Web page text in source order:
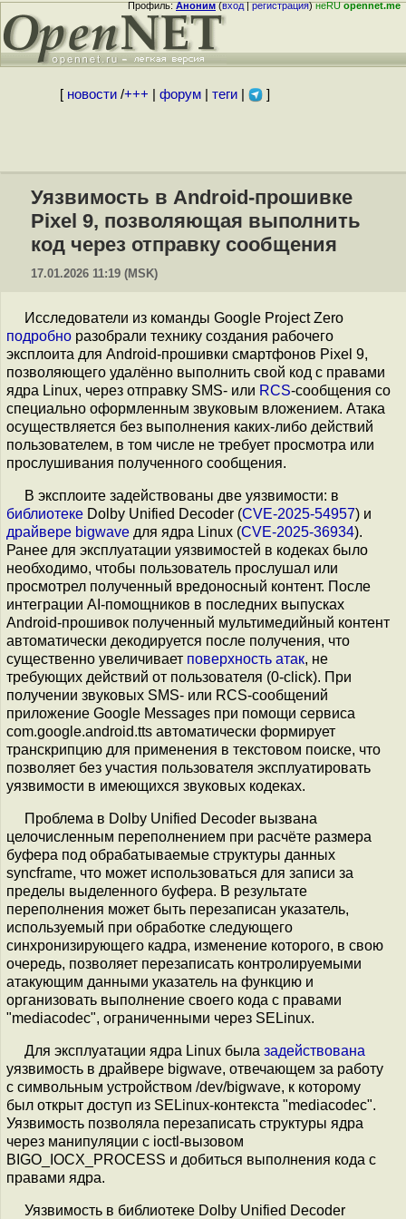
Профиль:Аноним(вход|регистрация)неRUopennet.me
[ новости/+++ форум| теги| ]
Уязвимость в Android-прошивке
Pixel 9, позволяющая выполнить
код через отправку сообщения
17.01.2026 11:19 (MSK)
Исследователи из команды Google Project Zero
подробно разобрали технику создания рабочего
эксплоита для Android-прошивки смартфонов Pixel 9,
позволяющего удалённо выполнить свой код с правами
ядра Linux, через отправку SMS- или RCS-сообщения со
специально оформленным звуковым вложением. Атака
осуществляется без выполнения каких-либо действий
пользователем, в том числе не требует просмотра или
прослушивания полученного сообщения.
В эксплоите задействованы две уязвимости: в
библиотеке Dolby Unified Decoder (CVE-2025-54957) и
драйвере bigwave для ядра Linux (CVE-2025-36934).
Ранее для эксплуатации уязвимостей в кодеках было
необходимо, чтобы пользователь прослушал или
просмотрел полученный вредоносный контент. После
интеграции AI-помощников в последних выпусках
Android-прошивок полученный мультимедийный контент
автоматически декодируется после получения, что
существенно увеличивает поверхность атак, не
требующих действий от пользователя (0-click). При
получении звуковых SMS- или RCS-сообщений
приложение Google Messages при помощи сервиса
com.google.android.tts автоматически формирует
транскрипцию для применения в текстовом поиске, что
позволяет без участия пользователя эксплуатировать
уязвимости в имеющихся звуковых кодеках.
Проблема в Dolby Unified Decoder вызвана
целочисленным переполнением при расчёте размера
буфера под обрабатываемые структуры данных
syncframe, что может использоваться для записи за
пределы выделенного буфера. В результате
переполнения может быть перезаписан указатель,
используемый при обработке следующего
синхронизирующего кадра, изменение которого, в свою
очередь, позволяет перезаписать контролируемыми
атакующим данными указатель на функцию и
организовать выполнение своего кода с правами
"mediacodec", ограниченными через SELinux.
Для эксплуатации ядра Linux была задействована
уязвимость в драйвере bigwave, отвечающем за работу
с символьным устройством /dev/bigwave, к которому
был открыт доступ из SELinux-контекста "mediacodec".
Уязвимость позволяла перезаписать структуры ядра
через манипуляции с ioctl-вызовом
BIGO_IOCX_PROCESS и добиться выполнения кода с
правами ядра.
Уязвимость в библиотеке Dolby Unified Decoder